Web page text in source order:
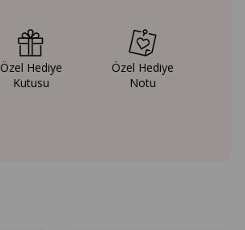
Özel Hediye
Kutusu
Özel Hediye
Notu